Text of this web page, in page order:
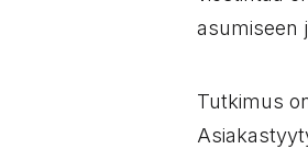
asumiseen
Tutkimus